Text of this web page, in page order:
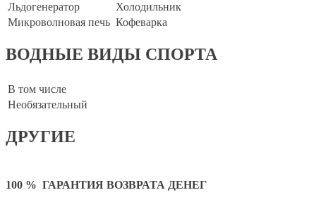
Льдогенератор
Холодильник
Микроволновая печь Кофеварка
ВОДНЫЕ ВИДЫ СПОРТА
В том числе
Необязательный
ДРУГИЕ
100 % ГАРАНТИЯ ВОЗВРАТА ДЕНЕГ